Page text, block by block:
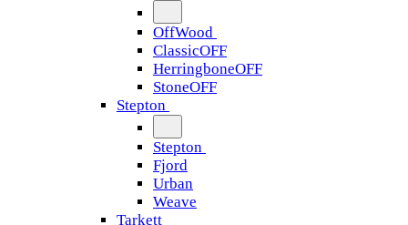
OffWood
ClassicOFF
HerringboneOFF
StoneOFF
Stepton
Stepton
Fjord
Urban
Weave
Tarkett